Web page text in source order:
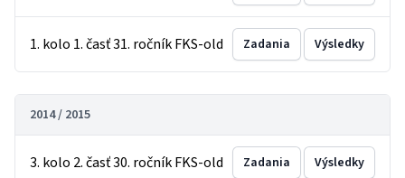
1. kolo 1. časť 31. ročník FKS-old Zadania Výsledky
2014 / 2015
3. kolo 2. časť 30. ročník FKS-old Zadania Výsledky